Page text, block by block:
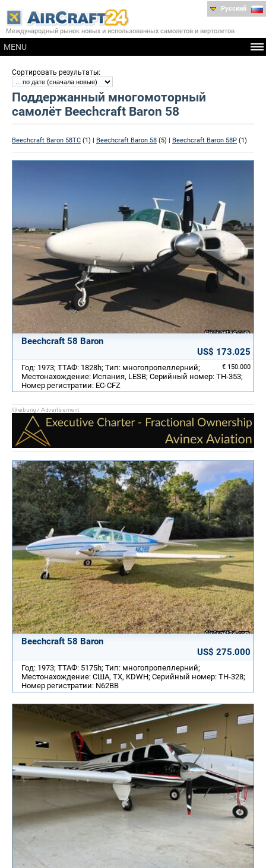
Международный рынок новых и использованных самолетов и вертолетов
MENU
Русский
Сортировать результаты:
Поддержанный многомоторный
самолёт Beechcraft Baron 58
Beechcraft Baron 58TC (1) | Beechcraft Baron 58 (5) | Beechcraft Baron 58P (1)
Beechcraft 58 Baron
US$ 173.025
€ 150.000
Год: 1973; ТТАФ: 1828h; Тип: многопропеллерний;
Местонахождение: Испания, LESB; Серийный номер: TH-353;
Номер регистратии: EC-CFZ
Beechcraft 58 Baron
US$ 275.000
Год: 1973; ТТАФ: 5175h; Тип: многопропеллерний;
Местонахождение: США, TX, KDWH; Серийный номер: TH-328;
Номер регистратии: N62BB